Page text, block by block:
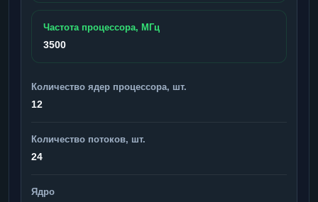
Частота процессора, МГц
3500
Количество ядер процессора, шт.
12
Количество потоков, шт.
24
Ядро